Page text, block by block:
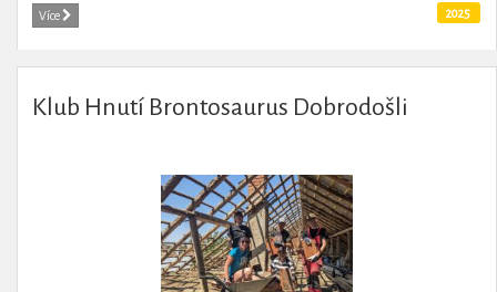
Více 2025
Klub Hnutí Brontosaurus Dobrodošli